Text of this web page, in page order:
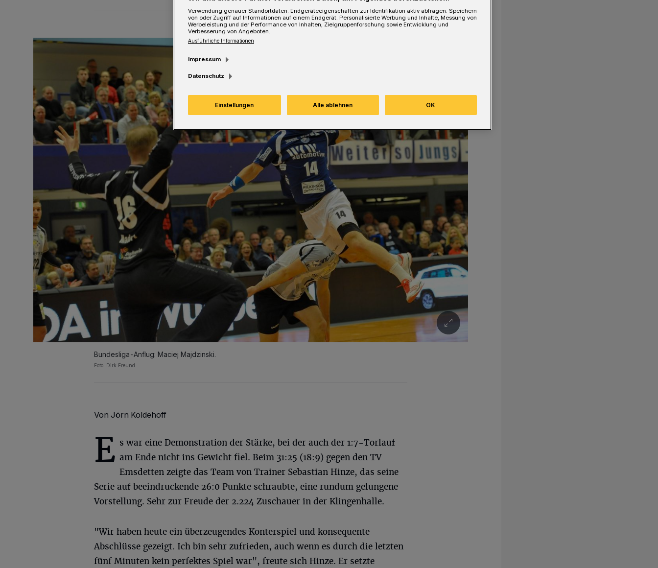
Bundesliga-Anflug: Maciej Majdzinski.
Foto: Dirk Freund
Von Jörn Koldehoff
E s war eine Demonstration der Stärke, bei der auch der 1:7-Torlauf
am Ende nicht ins Gewicht fiel. Beim 31:25 (18:9) gegen den TV
Emsdetten zeigte das Team von Trainer Sebastian Hinze, das seine
Serie auf beeindruckende 26:0 Punkte schraubte, eine rundum gelungene
Vorstellung. Sehr zur Freude der 2.224 Zuschauer in der Klingenhalle.
"Wir haben heute ein überzeugendes Konterspiel und konsequente
Abschlüsse gezeigt. Ich bin sehr zufrieden, auch wenn es durch die letzten
fünf Minuten kein perfektes Spiel war", freute sich Hinze. Er setzte
Verwendung genauer Standortdaten. Endgeräteeigenschaften zur Identifikation aktiv abfragen. Speichern
von oder Zugriff auf Informationen auf einem Endgerät. Personalisierte Werbung und Inhalte, Messung von
Werbeleistung und der Performance von Inhalten, Zielgruppenforschung sowie Entwicklung und
Verbesserung von Angeboten.
Ausführliche Informationen
Impressum
Datenschutz
Einstellungen Alle ablehnen OK